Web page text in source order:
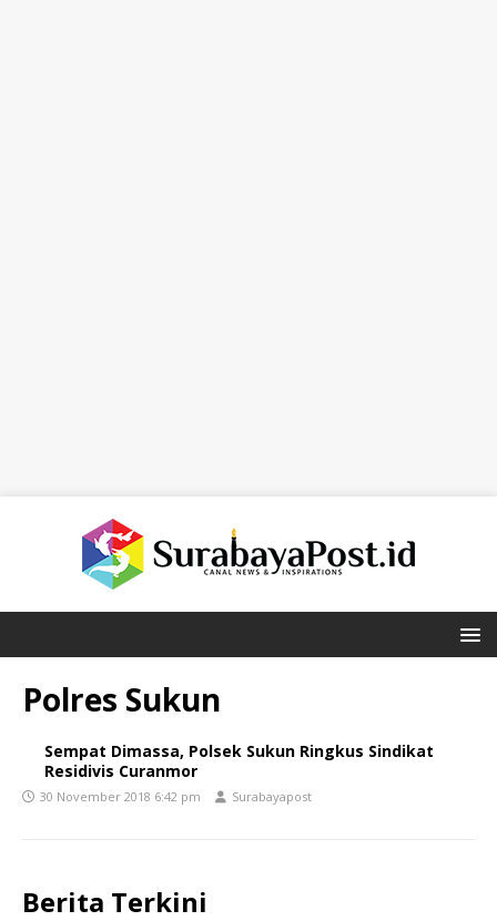
Polres Sukun
Sempat Dimassa, Polsek Sukun Ringkus Sindikat
Residivis Curanmor
30 November 2018 6:42 pm Surabayapost
Berita Terkini